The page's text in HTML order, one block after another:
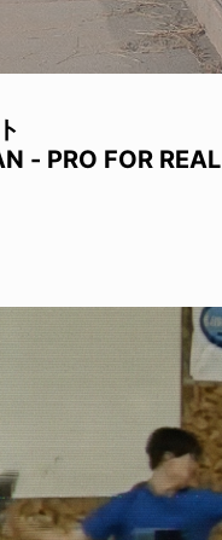
- PRO FOR REAL